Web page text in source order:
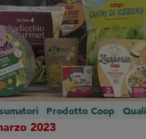
Prodotto Coop
2023